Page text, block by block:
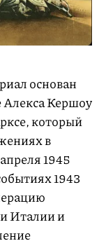
основан
Кершоу
который
в
1945
1943
Италии и